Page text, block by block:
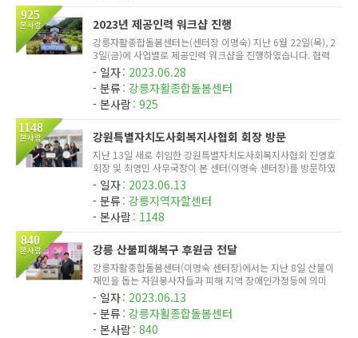
925
본사람 2023년 제공인력 워크샵 진행
강릉자활종합돌봄센터는(센터장 이명숙) 지난 6월 22일(목), 2
3일(금)에 사업별로 제공인력 워크샵을 진행하였습니다. 협력
기관 대관령치유의숲(센터장 김진숙)에서 진행하였으며, 치유
의숲에서 준비해 주신 프로그램(숲길 걷기 등)을 통해 심신의
안정과 스트...
일자 2023.06.28
분류 강릉자활종합돌봄센터
본사람 925
1148
본사람 강원특별자치도사회복지사협회 회장 방문
지난 13일 새로 취임한 강원특별자치도사회복지사협회 진영호
회장 및 최영민 사무국장이 본 센터(이명숙 센터장)를 방문하였
다. 이번 방문은 협회의 활성화와 단결을 위한 자리로, 강원특
별자치도 내 다양한 사회복지시설 방문을 통해 협회의 뜻을 전
달하고자...
일자 2023.06.13
분류 강릉지역자할센터
본사람 1148
840
본사람 강릉 산불피해복구 후원금 전달
강릉자활종합돌봄센터(이명숙 센터장)에서는 지난 8일 산불이
재민을 돕는 자원봉사자들과 피해 지역 장애인가정등에 의미
있게 사용되기를 바라는 마음에서 강릉종합자원봉사센터(최길
영 이사장)에 후원금 3,000,000원을 전달하였다. 이날 이명숙
센터장은 '피...
일자 2023.06.13
분류 강릉자활종합돌봄센터
본사람 840